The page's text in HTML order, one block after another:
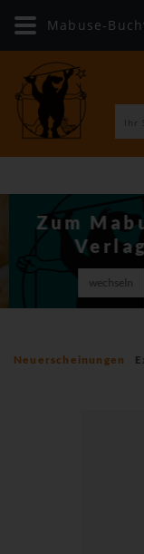
Zum
Verlag
wechseln
Neuerscheinungen
Mabuse-